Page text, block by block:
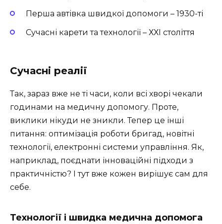
Перша автівка швидкої допомоги – 1930-ті
Сучасні карети та технології – ХХІ століття
Сучасні реалії
Так, зараз вже не ті часи, коли всі хворі чекали
годинами на медичну допомогу. Проте,
виклики нікуди не зникли. Тепер це інші
питання: оптимізація роботи бригад, новітні
технології, електронні системи управління. Як,
наприклад, поєднати інноваційні підходи з
практичністю? І тут вже кожен вирішує сам для
себе.
Технології і швидка медична допомога